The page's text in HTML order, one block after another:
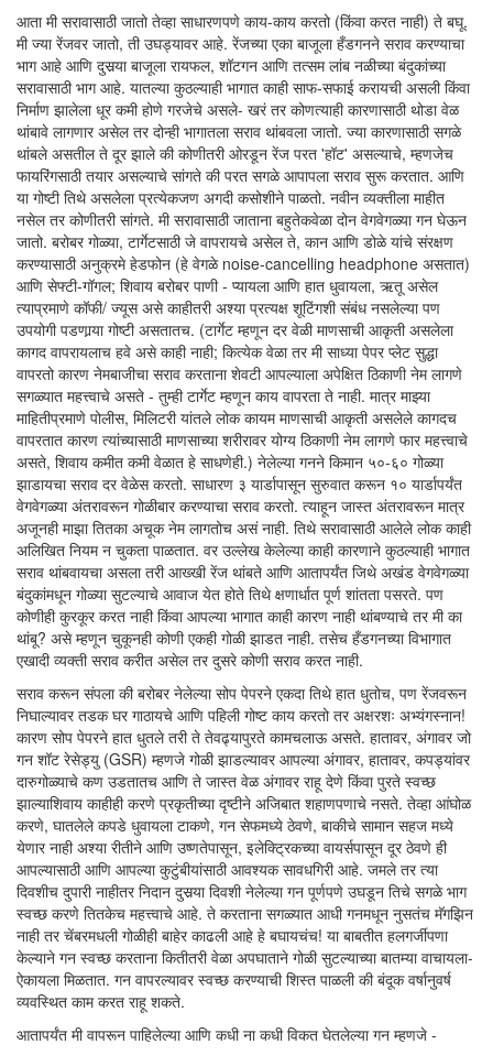
आता मी सरावासाठी जातो तेव्हा साधारणपणे काय-काय करतो (किंवा करत नाही) ते बघू.
मी ज्या रेंजवर जातो, ती उघड्यावर आहे. रेंजच्या एका बाजूला हँडगनने सराव करण्याचा
भाग आहे आणि दुसर्‍या बाजूला रायफल, शॉटगन आणि तत्सम लांब नळीच्या बंदुकांच्या
सरावासाठी भाग आहे. यातल्या कुठल्याही भागात काही साफ-सफाई करायची असली किंवा
निर्माण झालेला धूर कमी होणे गरजेचे असले- खरं तर कोणत्याही कारणासाठी थोडा वेळ
थांबावे लागणार असेल तर दोन्ही भागातला सराव थांबवला जातो. ज्या कारणासाठी सगळे
थांबले असतील ते दूर झाले की कोणीतरी ओरडून रेंज परत 'हॉट' असल्याचे, म्हणजेच
फायरिंगसाठी तयार असल्याचे सांगते की परत सगळे आपापला सराव सुरू करतात. आणि
या गोष्टी तिथे असलेला प्रत्येकजण अगदी कसोशीने पाळतो. नवीन व्यक्तीला माहीत
नसेल तर कोणीतरी सांगते. मी सरावासाठी जाताना बहुतेकवेळा दोन वेगवेगळ्या गन घेऊन
जातो. बरोबर गोळ्या, टार्गेटसाठी जे वापरायचे असेल ते, कान आणि डोळे यांचे संरक्षण
करण्यासाठी अनुक्रमे हेडफोन (हे वेगळे noise-cancelling headphone असतात)
आणि सेफ्टी-गॉगल; शिवाय बरोबर पाणी - प्यायला आणि हात धुवायला, ऋतू असेल
त्याप्रमाणे कॉफी/ ज्यूस असे काहीतरी अश्या प्रत्यक्ष शूटिंगशी संबंध नसलेल्या पण
उपयोगी पडणार्‍या गोष्टी असतातच. (टार्गेट म्हणून दर वेळी माणसाची आकृती असलेला
कागद वापरायलाच हवे असे काही नाही; कित्येक वेळा तर मी साध्या पेपर प्लेट सुद्धा
वापरतो कारण नेमबाजीचा सराव करताना शेवटी आपल्याला अपेक्षित ठिकाणी नेम लागणे
सगळ्यात महत्त्वाचे असते - तुम्ही टार्गेट म्हणून काय वापरता ते नाही. मात्र माझ्या
माहितीप्रमाणे पोलीस, मिलिटरी यांतले लोक कायम माणसाची आकृती असलेले कागदच
वापरतात कारण त्यांच्यासाठी माणसाच्या शरीरावर योग्य ठिकाणी नेम लागणे फार महत्त्वाचे
असते, शिवाय कमीत कमी वेळात हे साधणेही.) नेलेल्या गनने किमान ५०-६० गोळ्या
झाडायचा सराव दर वेळेस करतो. साधारण ३ यार्डापासून सुरुवात करून १० यार्डापर्यंत
वेगवेगळ्या अंतरावरून गोळीबार करण्याचा सराव करतो. त्याहून जास्त अंतरावरून मात्र
अजूनही माझा तितका अचूक नेम लागतोच असं नाही. तिथे सरावासाठी आलेले लोक काही
अलिखित नियम न चुकता पाळतात. वर उल्लेख केलेल्या काही कारणाने कुठल्याही भागात
सराव थांबवायचा असला तरी आख्खी रेंज थांबते आणि आतापर्यंत जिथे अखंड वेगवेगळ्या
बंदुकांमधून गोळ्या सुटल्याचे आवाज येत होते तिथे क्षणार्धात पूर्ण शांतता पसरते. पण
कोणीही कुरकूर करत नाही किंवा आपल्या भागात काही कारण नाही थांबण्याचे तर मी का
थांबू? असे म्हणून चुकूनही कोणी एकही गोळी झाडत नाही. तसेच हँडगनच्या विभागात
एखादी व्यक्ती सराव करीत असेल तर दुसरे कोणी सराव करत नाही.
सराव करून संपला की बरोबर नेलेल्या सोप पेपरने एकदा तिथे हात धुतोच, पण रेंजवरून
निघाल्यावर तडक घर गाठायचे आणि पहिली गोष्ट काय करतो तर अक्षरशः अभ्यंगस्नान!
कारण सोप पेपरने हात धुतले तरी ते तेवढ्यापुरते कामचलाऊ असते. हातावर, अंगावर जो
गन शॉट रेसेड्यु (GSR) म्हणजे गोळी झाडल्यावर आपल्या अंगावर, हातावर, कपड्यांवर
दारुगोळ्याचे कण उडतातच आणि ते जास्त वेळ अंगावर राहू देणे किंवा पुरते स्वच्छ
झाल्याशिवाय काहीही करणे प्रकृतीच्या दृष्टीने अजिबात शहाणपणाचे नसते. तेव्हा आंघोळ
करणे, घातलेले कपडे धुवायला टाकणे, गन सेफमध्ये ठेवणे, बाकीचे सामान सहज मध्ये
येणार नाही अश्या रीतीने आणि उष्णतेपासून, इलेक्ट्रिकच्या वायर्सपासून दूर ठेवणे ही
आपल्यासाठी आणि आपल्या कुटुंबीयांसाठी आवश्यक सावधगिरी आहे. जमले तर त्या
दिवशीच दुपारी नाहीतर निदान दुसर्‍या दिवशी नेलेल्या गन पूर्णपणे उघडून तिचे सगळे भाग
स्वच्छ करणे तितकेच महत्त्वाचे आहे. ते करताना सगळ्यात आधी गनमधून नुसतंच मॅगझिन
नाही तर चेंबरमधली गोळीही बाहेर काढली आहे हे बघायचंच! या बाबतीत हलगर्जीपणा
केल्याने गन स्वच्छ करताना कितीतरी वेळा अपघाताने गोळी सुटल्याच्या बातम्या वाचायला-
ऐकायला मिळतात. गन वापरल्यावर स्वच्छ करण्याची शिस्त पाळली की बंदूक वर्षानुवर्ष
व्यवस्थित काम करत राहू शकते.
आतापर्यंत मी वापरून पाहिलेल्या आणि कधी ना कधी विकत घेतलेल्या गन म्हणजे -